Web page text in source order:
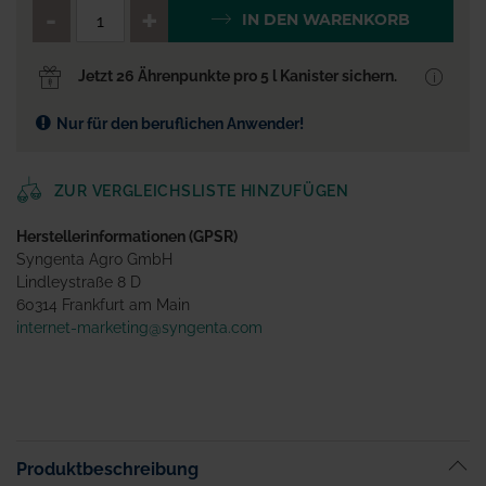
QTY_CONTROL_DECREASE
IN DEN WARENKORB
Jetzt 26 Ährenpunkte pro 5 l Kanister sichern.
Nur für den beruflichen Anwender!
ZUR VERGLEICHSLISTE HINZUFÜGEN
Herstellerinformationen (GPSR)
Syngenta Agro GmbH
Lindleystraße 8 D
60314 Frankfurt am Main
internet-marketing@syngenta.com
Produktbeschreibung